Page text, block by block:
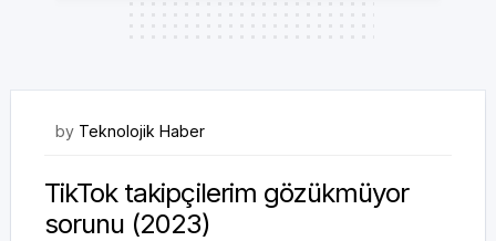
by Teknolojik Haber
TikTok takipçilerim gözükmüyor
sorunu (2023)